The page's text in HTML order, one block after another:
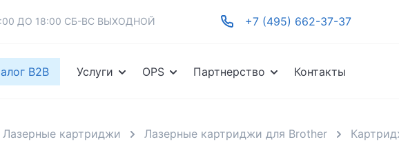
ДО 18:00 СБ-ВС ВЫХОДНОЙ +7 (495) 662-37-37
B2B Услуги OPS Партнерство Контакты
Лазерные картриджи Лазерные картриджи для Brother